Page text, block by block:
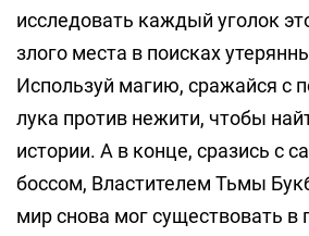
исследовать каждый уголок
злого места в поисках
Используй магию, сражайся с
лука против нежити, чтобы
истории. А в конце, сразись с
боссом, Властителем Тьмы
мир снова мог существовать в